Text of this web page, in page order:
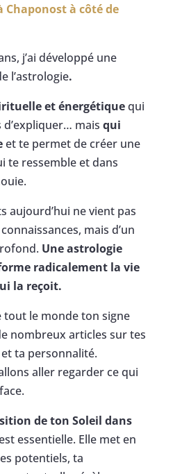
à côté de
j’ai développé une
l’astrologie.
et énergétiquequi
mais qui
et te permet de créer une
te ressemble et dans
aujourd’hui ne vient pas
mais d’un
Une astrologie
radicalement la vie
la reçoit.
tout le monde ton signe
nombreux articles sur tes
ta personnalité.
aller regarder ce qui
de ton Soleil dans
essentielle. Elle met en
potentiels, ta